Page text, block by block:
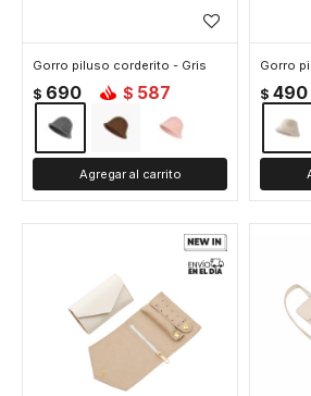
Gorro piluso corderito - Gris
$ 690 $ 587
Gorro
$ 490